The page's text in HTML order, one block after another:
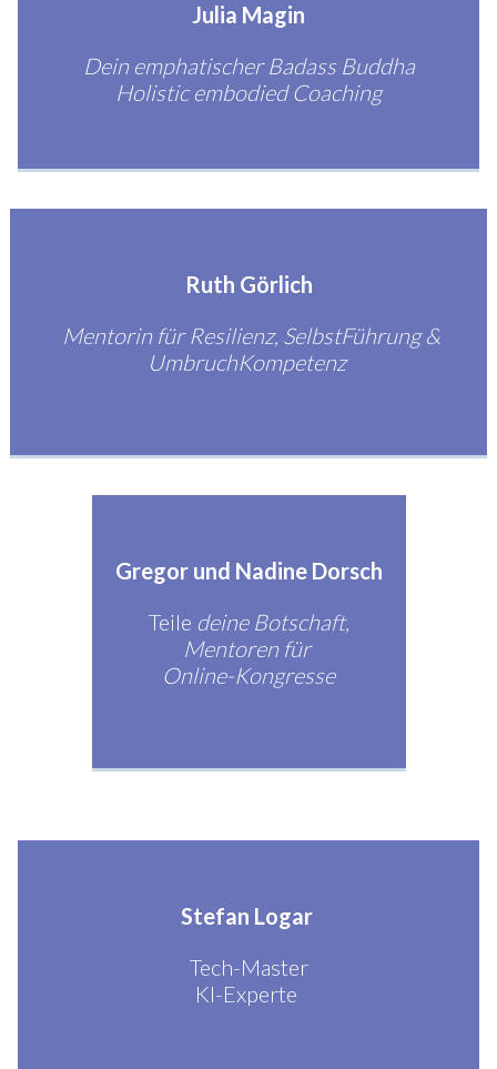
Julia Magin
Dein emphatischer Badass Buddha
Holistic embodied Coaching
Ruth Görlich
Mentorin für Resilienz, SelbstFührung &
UmbruchKompetenz
Gregor und Nadine Dorsch
Teile deine Botschaft,
Mentoren für
Online-Kongresse
Stefan Logar
Tech-Master
KI-Experte